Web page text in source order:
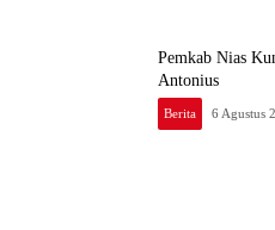
Pemkab Nias
Antonius
Berita 6 Agustus